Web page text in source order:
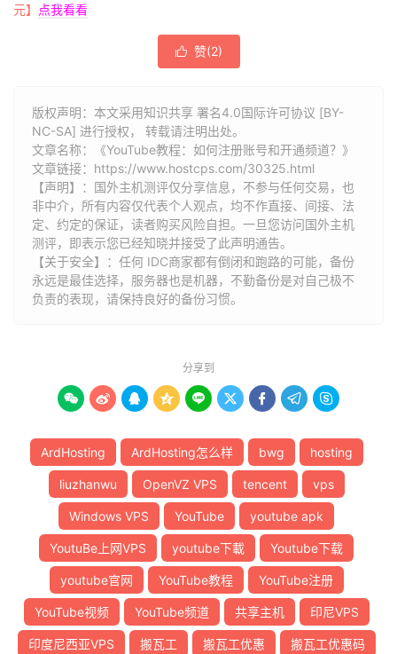
元】
点我看看
 赞(2)
版权声明：本文采用知识共享 署名4.0国际许可协议 [BY-
NC-SA] 进行授权， 转载请注明出处。
文章名称：《YouTube教程：如何注册账号和开通频道？》
文章链接： https://www.hostcps.com/30325.html
【声明】：国外主机测评仅分享信息，不参与任何交易，也
非中介，所有内容仅代表个人观点，均不作直接、间接、法
定、约定的保证，读者购买风险自担。一旦您访问国外主机
测评，即表示您已经知晓并接受了此声明通告。
【关于安全】：任何 IDC商家都有倒闭和跑路的可能，备份
永远是最佳选择，服务器也是机器，不勤备份是对自己极不
负责的表现，请保持良好的备份习惯。
分享到
        
ArdHosting ArdHosting怎么样 bwg hosting
liuzhanwu OpenVZ VPS tencent vps
Windows VPS YouTube youtube apk
YoutuBe上网VPS youtube下載 Youtube下载
youtube官网 YouTube教程 YouTube注册
YouTube视频 YouTube频道 共享主机 印尼VPS
印度尼西亚VPS 搬瓦工 搬瓦工优惠 搬瓦工优惠码